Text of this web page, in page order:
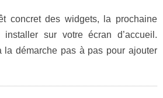
concret des widgets, la prochaine
sur votre écran d’accueil.
la démarche pas à pas pour ajouter